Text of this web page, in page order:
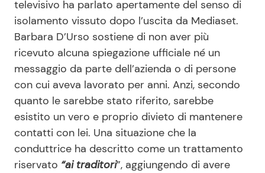
televisivo ha parlato apertamente del senso di
isolamento vissuto dopo l’uscita da Mediaset.
Barbara D’Urso sostiene di non aver più
ricevuto alcuna spiegazione ufficiale né un
messaggio da parte dell’azienda o di persone
con cui aveva lavorato per anni. Anzi, secondo
quanto le sarebbe stato riferito, sarebbe
esistito un vero e proprio divieto di mantenere
contatti con lei. Una situazione che la
conduttrice ha descritto come un trattamento
riservato “ai traditori”, aggiungendo di avere